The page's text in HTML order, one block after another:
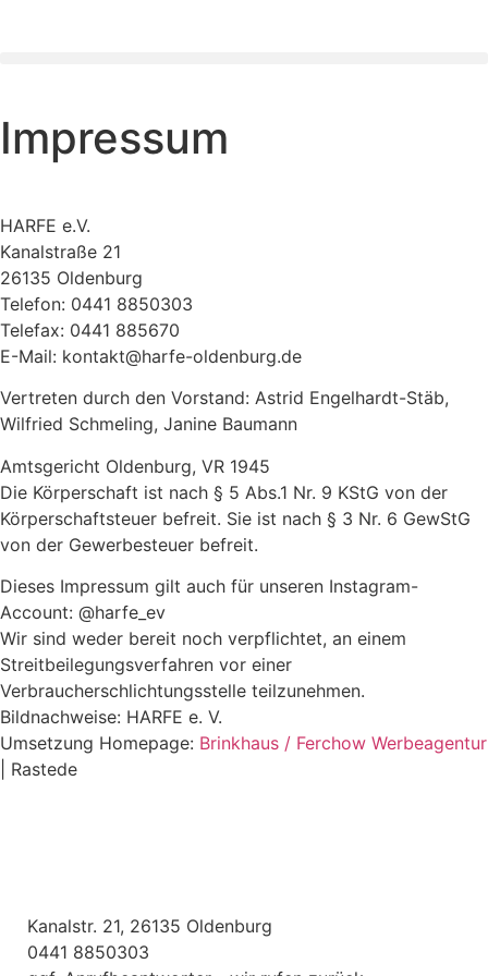
Impressum
HARFE e.V.
Kanalstraße 21
26135 Oldenburg
Telefon: 0441 8850303
Telefax: 0441 885670
E-Mail: kontakt@harfe-oldenburg.de
Vertreten durch den Vorstand: Astrid Engelhardt-Stäb,
Wilfried Schmeling, Janine Baumann
Amtsgericht Oldenburg, VR 1945
Die Körperschaft ist nach § 5 Abs.1 Nr. 9 KStG von der
Körperschaftsteuer befreit. Sie ist nach § 3 Nr. 6 GewStG
von der Gewerbesteuer befreit.
Dieses Impressum gilt auch für unseren Instagram-
Account: @harfe_ev
Wir sind weder bereit noch verpflichtet, an einem
Streitbeilegungsverfahren vor einer
Verbraucherschlichtungsstelle teilzunehmen.
Bildnachweise: HARFE e. V.
Umsetzung Homepage: Brinkhaus / Ferchow Werbeagentur
| Rastede
Kanalstr. 21, 26135 Oldenburg
0441 8850303